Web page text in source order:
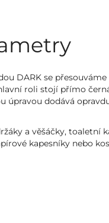
DARK se
roli stojí přímo
úpravou dodává
a věšáčky, toaletní
kapesníky nebo